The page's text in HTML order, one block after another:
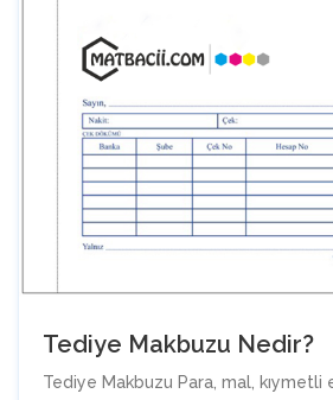
Tediye Makbuzu Nedir?
Tediye Makbuzu Para, mal, kıymetli